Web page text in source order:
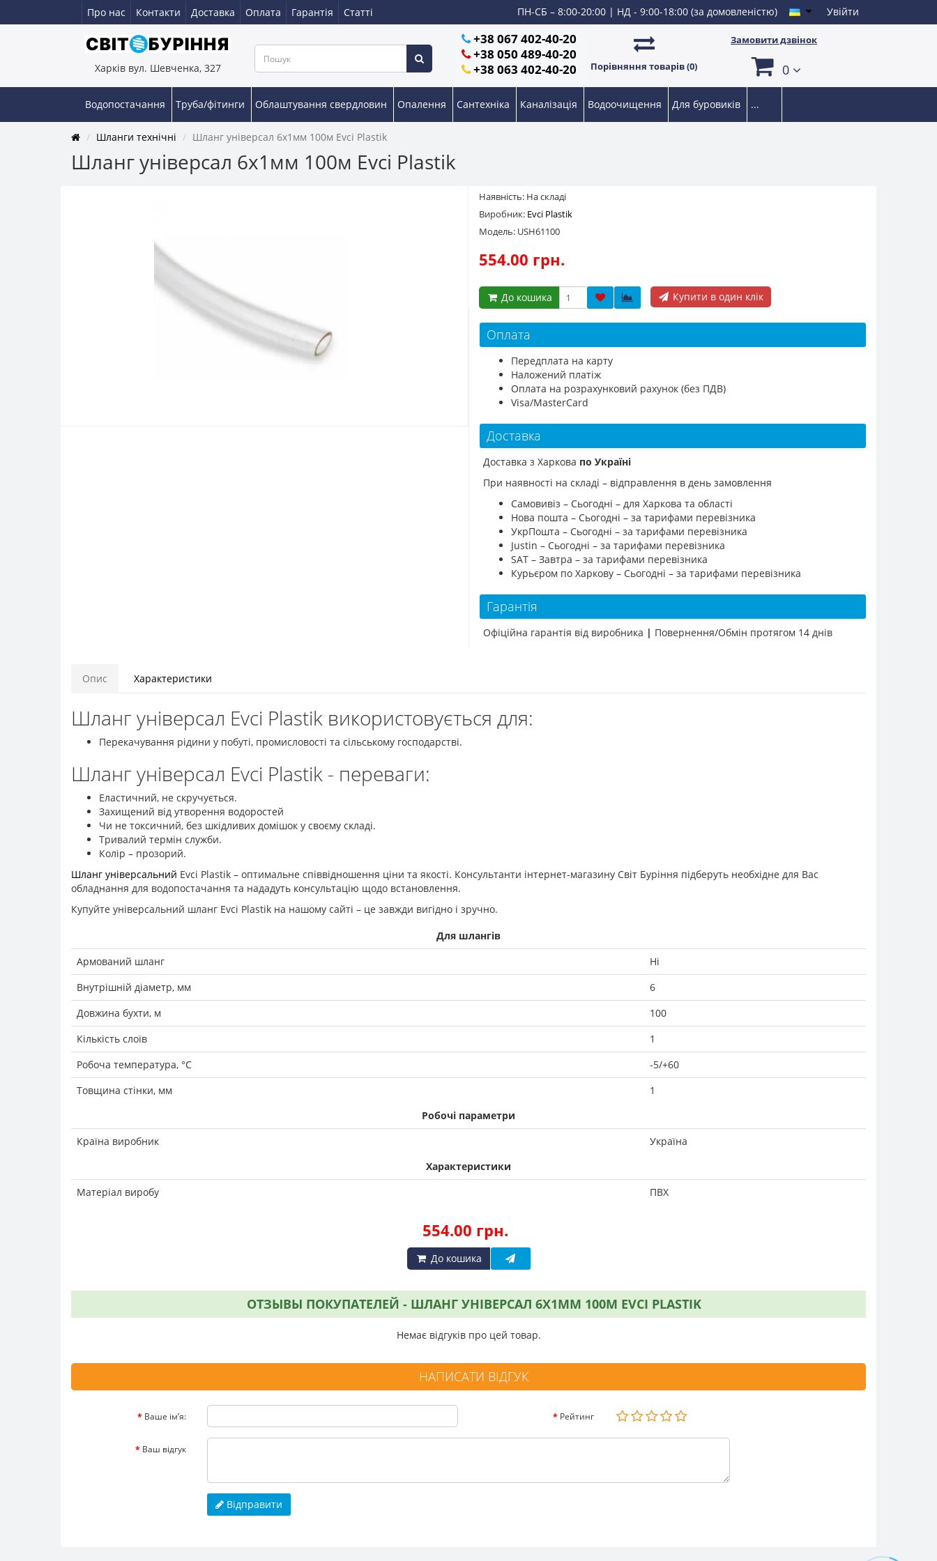
Про нас Контакти Доставка Оплата Гарантія Статті ПН-СБ – 8:00-20:00 | НД - 9:00-18:00 (за домовленістю) Увійти
Харків вул. Шевченка, 327
+38 067 402-40-20
+38 050 489-40-20
+38 063 402-40-20
Порівняння товарів (0)
Замовити дзвінок
0
Водопостачання Труба/фітинги Облаштування свердловин Опалення Сантехніка Каналізація Водоочищення Для буровиків ...
Шланги технічні Шланг універсал 6х1мм 100м Evci Plastik
Шланг універсал 6х1мм 100м Evci Plastik
Наявність: На складі
Виробник: Evci Plastik
Модель: USH61100
554.00 грн.
До кошика Купити в один клік
Оплата
Передплата на карту
Наложений платіж
Оплата на розрахунковий рахунок (без ПДВ)
Visa/MasterCard
Доставка
Доставка з Харкова по Україні
При наявності на складі – відправлення в день замовлення
Самовивіз – Сьогодні – для Харкова та області
Нова пошта – Сьогодні – за тарифами перевізника
УкрПошта – Сьогодні – за тарифами перевізника
Justin – Сьогодні – за тарифами перевізника
SAT – Завтра – за тарифами перевізника
Курьєром по Харкову – Сьогодні – за тарифами перевізника
Гарантія
Офіційна гарантія від виробника | Повернення/Обмін протягом 14 днів
Опис Характеристики
Шланг універсал Evci Plastik використовується для:
Перекачування рідини у побуті, промисловості та сільському господарстві.
Шланг універсал Evci Plastik - переваги:
Еластичний, не скручується.
Захищений від утворення водоростей
Чи не токсичний, без шкідливих домішок у своєму складі.
Тривалий термін служби.
Колір – прозорий.
Шланг універсальний Evci Plastik – оптимальне співвідношення ціни та якості. Консультанти інтернет-магазину Світ Буріння підберуть необхідне для Вас
обладнання для водопостачання та нададуть консультацію щодо встановлення.
Купуйте універсальний шланг Evci Plastik на нашому сайті – це завжди вигідно і зручно.
Для шлангів
Армований шланг
Ні
Внутрішній діаметр, мм
6
Довжина бухти, м
100
Кількість слоїв
1
Робоча температура, °С
-5/+60
Товщина стінки, мм
1
Робочі параметри
Країна виробник
Україна
Характеристики
Матеріал виробу
ПВХ
554.00 грн.
До кошика
ОТЗЫВЫ ПОКУПАТЕЛЕЙ - ШЛАНГ УНІВЕРСАЛ 6Х1ММ 100М EVCI PLASTIK
Немає відгуків про цей товар.
НАПИСАТИ ВІДГУК
Ваше ім’я: Рейтинг
Ваш відгук
Відправити